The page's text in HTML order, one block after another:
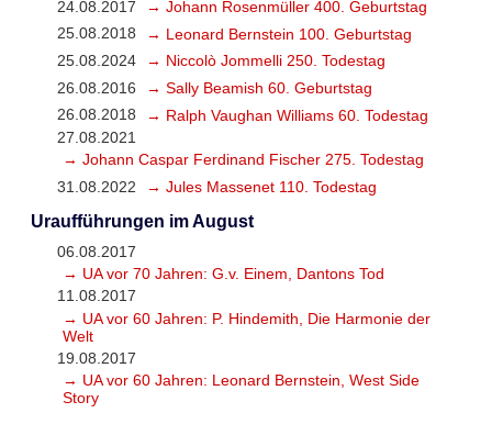
24.08.2017
→ Johann Rosenmüller 400. Geburtstag
25.08.2018
→ Leonard Bernstein 100. Geburtstag
25.08.2024
→ Niccolò Jommelli 250. Todestag
26.08.2016
→ Sally Beamish 60. Geburtstag
26.08.2018
→ Ralph Vaughan Williams 60. Todestag
27.08.2021
→ Johann Caspar Ferdinand Fischer 275. Todestag
31.08.2022
→ Jules Massenet 110. Todestag
Uraufführungen im August
06.08.2017
→ UA vor 70 Jahren: G.v. Einem, Dantons Tod
11.08.2017
→ UA vor 60 Jahren: P. Hindemith, Die Harmonie der
Welt
19.08.2017
→ UA vor 60 Jahren: Leonard Bernstein, West Side
Story